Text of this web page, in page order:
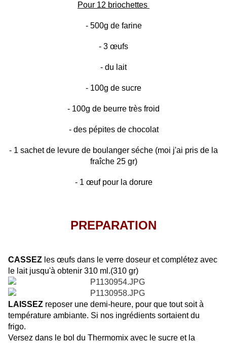
Pour 12 briochettes
- 500g de farine
- 3 œufs
- du lait
- 100g de sucre
- 100g de beurre très froid
- des pépites de chocolat
- 1 sachet de levure de boulanger séche (moi j'ai pris de la
fraîche 25 gr)
- 1 œuf pour la dorure
PREPARATION
CASSEZ les œufs dans le verre doseur et complétez avec
le lait jusqu'à obtenir 310 ml.(310 gr)
LAISSEZ reposer une demi-heure, pour que tout soit à
température ambiante. Si nos ingrédients sortaient du
frigo.
Versez dans le bol du Thermomix avec le sucre et la